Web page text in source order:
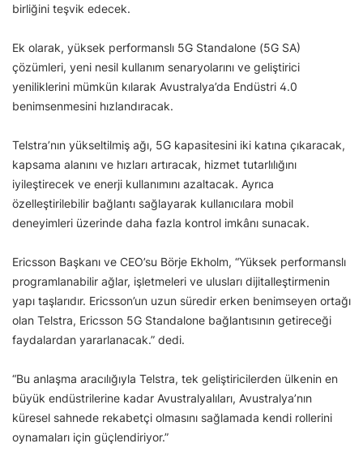
birliğini teşvik edecek.
Ek olarak, yüksek performanslı 5G Standalone (5G SA)
çözümleri, yeni nesil kullanım senaryolarını ve geliştirici
yeniliklerini mümkün kılarak Avustralya’da Endüstri 4.0
benimsenmesini hızlandıracak.
Telstra’nın yükseltilmiş ağı, 5G kapasitesini iki katına çıkaracak,
kapsama alanını ve hızları artıracak, hizmet tutarlılığını
iyileştirecek ve enerji kullanımını azaltacak. Ayrıca
özelleştirilebilir bağlantı sağlayarak kullanıcılara mobil
deneyimleri üzerinde daha fazla kontrol imkânı sunacak.
Ericsson Başkanı ve CEO’su Börje Ekholm, “Yüksek performanslı
programlanabilir ağlar, işletmeleri ve ulusları dijitalleştirmenin
yapı taşlarıdır. Ericsson’un uzun süredir erken benimseyen ortağı
olan Telstra, Ericsson 5G Standalone bağlantısının getireceği
faydalardan yararlanacak.” dedi.
“Bu anlaşma aracılığıyla Telstra, tek geliştiricilerden ülkenin en
büyük endüstrilerine kadar Avustralyalıları, Avustralya’nın
küresel sahnede rekabetçi olmasını sağlamada kendi rollerini
oynamaları için güçlendiriyor.”